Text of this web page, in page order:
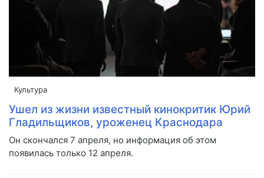
Культура
Ушел из жизни известный кинокритик Юрий
Гладильщиков, уроженец Краснодара
Он скончался 7 апреля, но информация об этом
появилась только 12 апреля.